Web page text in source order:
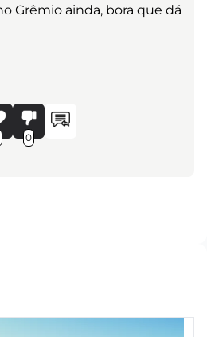
Grêmio ainda, bora que dá
0